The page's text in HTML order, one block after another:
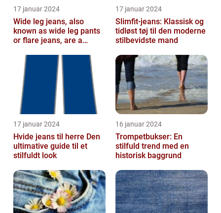
17 januar 2024
Wide leg jeans, also
known as wide leg pants
or flare jeans, are a
for those ...
17 januar 2024
Slimfit-jeans: Klassisk og
tidløst tøj til den moderne
stilbevidste mand
17 januar 2024
Hvide jeans til herre Den
ultimative guide til et
stilfuldt look
16 januar 2024
Trompetbukser: En
stilfuld trend med en
historisk baggrund